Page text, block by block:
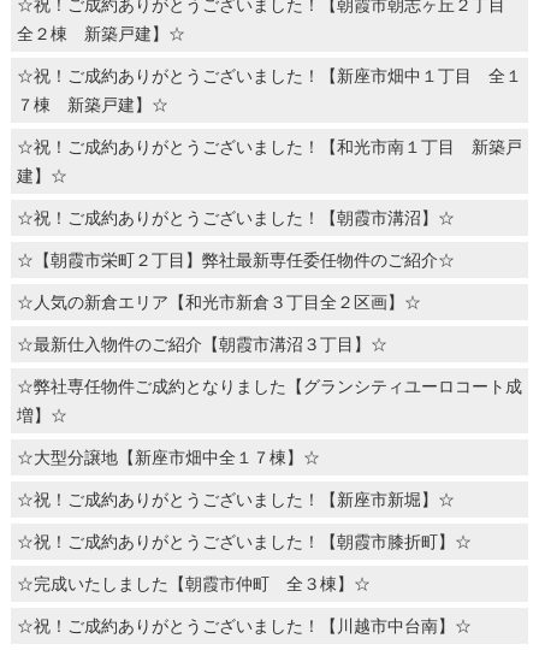
☆祝！ご成約ありがとうございました！【朝霞市朝志ヶ丘２丁目
全２棟 新築戸建】☆
☆祝！ご成約ありがとうございました！【新座市畑中１丁目 全１
７棟 新築戸建】☆
☆祝！ご成約ありがとうございました！【和光市南１丁目 新築戸
建】☆
☆祝！ご成約ありがとうございました！【朝霞市溝沼】☆
☆【朝霞市栄町２丁目】弊社最新専任委任物件のご紹介☆
☆人気の新倉エリア【和光市新倉３丁目全２区画】☆
☆最新仕入物件のご紹介【朝霞市溝沼３丁目】☆
☆弊社専任物件ご成約となりました【グランシティユーロコート成
増】☆
☆大型分譲地【新座市畑中全１７棟】☆
☆祝！ご成約ありがとうございました！【新座市新堀】☆
☆祝！ご成約ありがとうございました！【朝霞市膝折町】☆
☆完成いたしました【朝霞市仲町 全３棟】☆
☆祝！ご成約ありがとうございました！【川越市中台南】☆